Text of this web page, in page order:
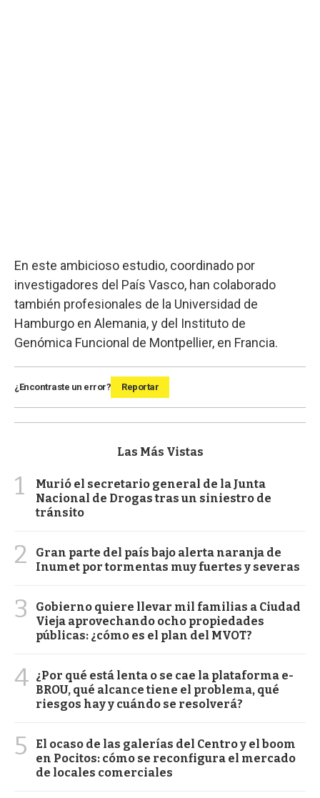
En este ambicioso estudio, coordinado por
investigadores del País Vasco, han colaborado
también profesionales de la Universidad de
Hamburgo en Alemania, y del Instituto de
Genómica Funcional de Montpellier, en Francia.
¿Encontraste un error? Reportar
Las Más Vistas
1
Murió el secretario general de la Junta
Nacional de Drogas tras un siniestro de
tránsito
2
Gran parte del país bajo alerta naranja de
Inumet por tormentas muy fuertes y severas
3
Gobierno quiere llevar mil familias a Ciudad
Vieja aprovechando ocho propiedades
públicas: ¿cómo es el plan del MVOT?
4 ¿Por qué está lenta o se cae la plataforma e-
BROU, qué alcance tiene el problema, qué
riesgos hay y cuándo se resolverá?
5
El ocaso de las galerías del Centro y el boom
en Pocitos: cómo se reconfigura el mercado
de locales comerciales